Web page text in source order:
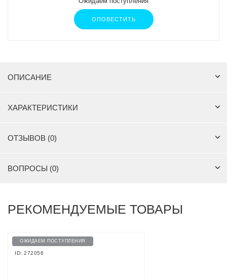
ОПОВЕСТИТЬ
ОПИСАНИЕ
ХАРАКТЕРИСТИКИ
ОТЗЫВОВ (0)
ВОПРОСЫ (0)
РЕКОМЕНДУЕМЫЕ ТОВАРЫ
ОЖИДАЕМ ПОСТУПЛЕНИЯ
ID: 272056